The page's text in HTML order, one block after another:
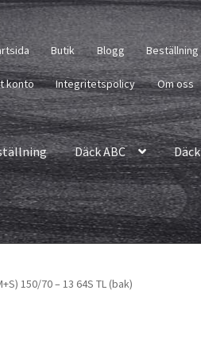
Butik Blogg Beställning
konto Integritetspolicy Om oss
Däck ABC
150/70 – 13 64S TL (bak)